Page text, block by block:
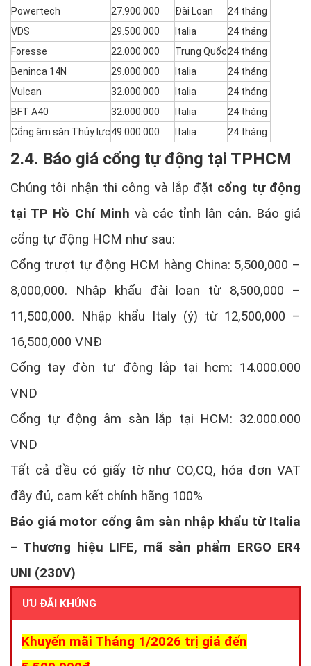
Powertech
27.900.000 Đài Loan
24 tháng
VDS
29.500.000 Italia
24 tháng
Foresse
22.000.000 Trung Quốc24 tháng
Beninca 14N
29.000.000 Italia
24 tháng
Vulcan
32.000.000 Italia
24 tháng
BFT A40
32.000.000 Italia
24 tháng
Cổng âm sàn Thủy lực49.000.000 Italia 24 tháng
2.4. Báo giá cổng tự động tại TPHCM
Chúng tôi nhận thi công và lắp đặt cổng tự động
tại TP Hồ Chí Minh và các tỉnh lân cận. Báo giá
cổng tự động HCM như sau:
Cổng trượt tự động HCM hàng China: 5,500,000 –
8,000,000. Nhập khẩu đài loan từ 8,500,000 –
11,500,000. Nhập khẩu Italy (ý) từ 12,500,000 –
16,500,000 VNĐ
Cổng tay đòn tự động lắp tại hcm: 14.000.000
VND
Cổng tự động âm sàn lắp tại HCM: 32.000.000
VND
Tất cả đều có giấy tờ như CO,CQ, hóa đơn VAT
đầy đủ, cam kết chính hãng 100%
Báo giá motor cổng âm sàn nhập khẩu từ Italia
– Thương hiệu LIFE, mã sản phẩm ERGO ER4
UNI (230V)
ƯU ĐÃI KHỦNG
Khuyến mãi Tháng 1/2026 trị giá đến